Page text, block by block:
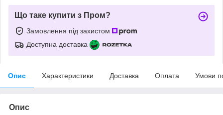
Що таке купити з Пром?
Замовлення під захистом
Доступна доставка
Опис Характеристики Доставка Оплата Умови
Опис